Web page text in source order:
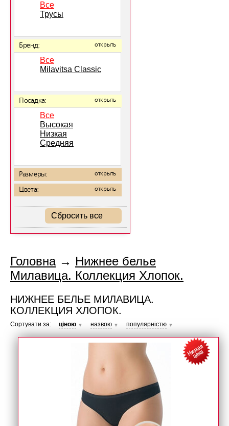
Все
Трусы
Бренд: открыть
Все
Milavitsa Classic
Посадка: открыть
Все
Высокая
Низкая
Средняя
Размеры: открыть
Цвета: открыть
Сбросить все
Головна→ Нижнее белье
Милавица. Коллекция Хлопок.
НИЖНЕЕ БЕЛЬЕ МИЛАВИЦА.
КОЛЛЕКЦИЯ ХЛОПОК.
Сортувати за: ціною ▼ назвою ▼ популярністю ▼